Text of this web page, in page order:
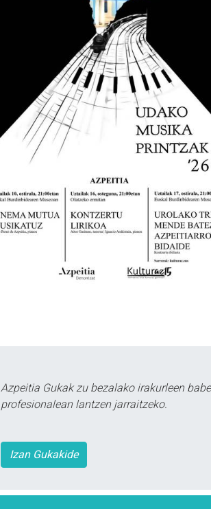
Azpeitia Gukak zu bezalako irakurleen
profesionalean lantzen jarraitzeko.
Izan Gukakide